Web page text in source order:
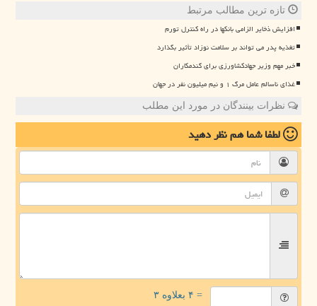
تازه ترین مطالب مرتبط
افزایش ذخایر الزامی بانکها در راه کنترل تورم
تغذیه پدر می تواند بر سلامت نوزاد تأثیر بگذارد
خبر مهم وزیر جهادکشاورزی برای گندمکاران
غذای ناسالم عامل مرگ ۱ و نیم میلیون نفر در جهان
نظرات بینندگان در مورد این مطلب
لطفا شما همنظر دهید
= ۴ بعلاوه ۳